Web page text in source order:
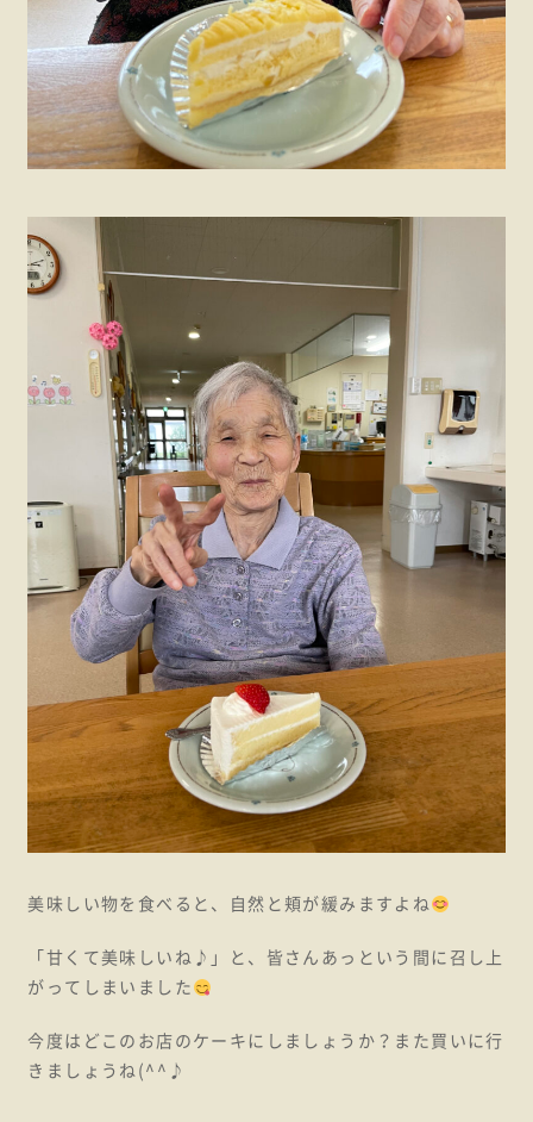
美味しい物を食べると、自然と頬が緩みますよね
「甘くて美味しいね♪」と、皆さんあっという間に召し上
がってしまいました
今度はどこのお店のケーキにしましょうか？また買いに行
きましょうね(^^♪